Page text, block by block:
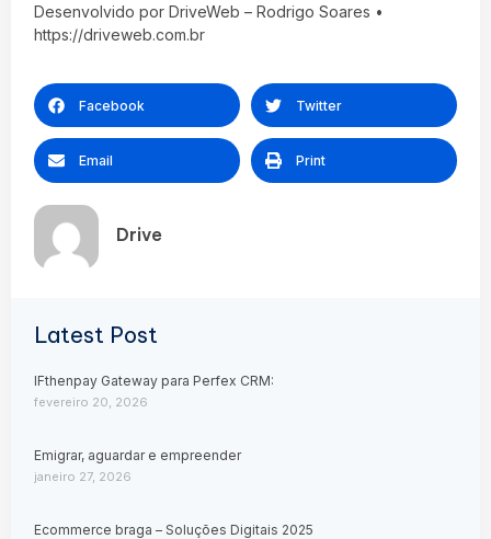
Desenvolvido por DriveWeb – Rodrigo Soares •
https://driveweb.com.br
Facebook Twitter
Email Print
Drive
Latest Post
IFthenpay Gateway para Perfex CRM:
fevereiro 20, 2026
Emigrar, aguardar e empreender
janeiro 27, 2026
Ecommerce braga – Soluções Digitais 2025